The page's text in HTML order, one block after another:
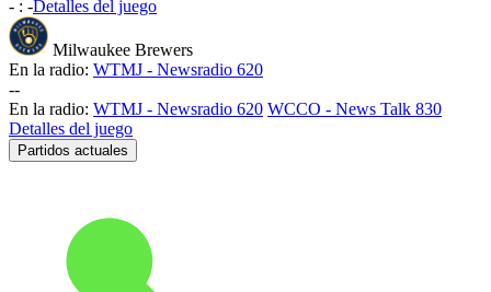
- : -Detalles del juego
Milwaukee Brewers
En la radio: WTMJ - Newsradio 620
--
En la radio: WTMJ - Newsradio 620 WCCO - News Talk 830
Detalles del juego
Partidos actuales